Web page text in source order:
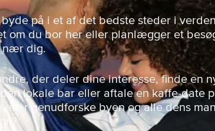
på i et af det bedste steder i
om du bor her eller planlægger et
nær dig.
der deler dine interesse, finde en
lokale bar eller aftale en kaffe-date
eller genudforske byen og alle dens